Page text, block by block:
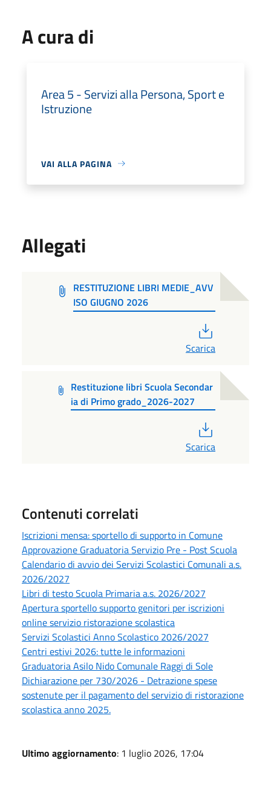
A cura di
Area 5 - Servizi alla Persona, Sport e
Istruzione
VAI ALLA PAGINA
Allegati
RESTITUZIONE LIBRI MEDIE_AVV
ISO GIUGNO 2026
Scarica
Restituzione libri Scuola Secondar
ia di Primo grado_2026-2027
Scarica
Contenuti correlati
Iscrizioni mensa: sportello di supporto in Comune
Approvazione Graduatoria Servizio Pre - Post Scuola
Calendario di avvio dei Servizi Scolastici Comunali a.s.
2026/2027
Libri di testo Scuola Primaria a.s. 2026/2027
Apertura sportello supporto genitori per iscrizioni
online servizio ristorazione scolastica
Servizi Scolastici Anno Scolastico 2026/2027
Centri estivi 2026: tutte le informazioni
Graduatoria Asilo Nido Comunale Raggi di Sole
Dichiarazione per 730/2026 - Detrazione spese
sostenute per il pagamento del servizio di ristorazione
scolastica anno 2025.
Ultimo aggiornamento: 1 luglio 2026, 17:04